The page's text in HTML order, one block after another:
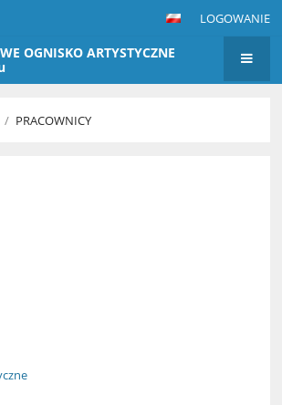
LOGOWANIE
OGNISKO ARTYSTYCZNE
/ PRACOWNICY